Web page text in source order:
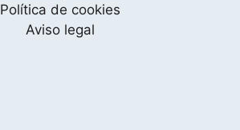
Política de cookies
Aviso legal